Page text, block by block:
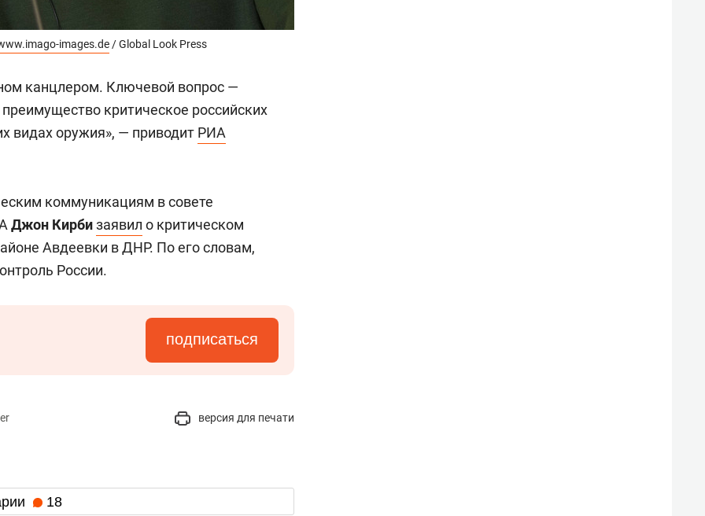
images.de / Global Look Press
канцлером. Ключевой вопрос —
критическое российских
видах оружия», — приводит РИА
коммуникациям в совете
Джон Кирбизаявил о критическом
Авдеевки в ДНР. По его словам,
России.
подписаться
версия для печати
18